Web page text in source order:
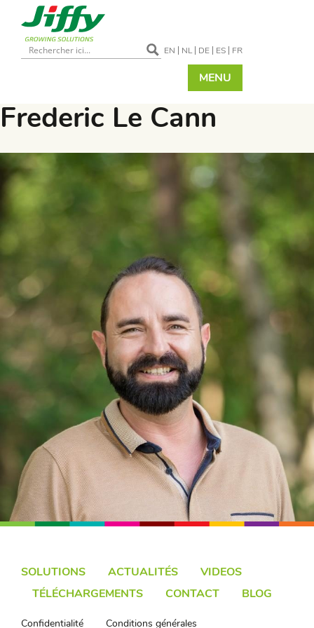
EN NL DE ES FR
MENU
Frederic Le Cann
SOLUTIONS ACTUALITÉS
VIDEOS
TÉLÉCHARGEMENTS
CONTACT BLOG
Confidentialité Conditions générales